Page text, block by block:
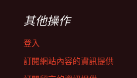
其他操作
登入
訂閱網站內容的資訊提供